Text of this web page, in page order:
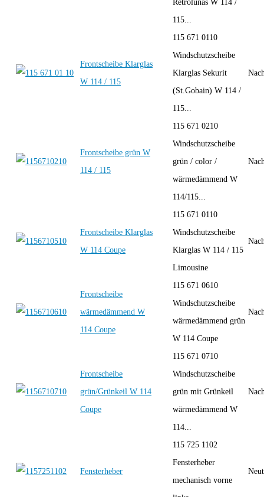
Retrolunas W 114 /
115...
Frontscheibe Klarglas
W 114 / 115
115 671 0110
Windschutzscheibe
Klarglas Sekurit
(St.Gobain) W 114 /
115...
Frontscheibe grün W
114 / 115
115 671 0210
Windschutzscheibe
grün / color /
wärmedämmend W
114/115...
Frontscheibe Klarglas
W 114 Coupe
115 671 0110
Windschutzscheibe
Klarglas W 114 / 115
Limousine
Frontscheibe
wärmedämmend W
114 Coupe
115 671 0610
Windschutzscheibe
wärmedämmend grün
W 114 Coupe
Frontscheibe
grün/Grünkeil W 114
Coupe
115 671 0710
Windschutzscheibe
grün mit Grünkeil
wärmedämmend W
114...
Fensterheber
115 725 1102
Fensterheber
mechanisch vorne